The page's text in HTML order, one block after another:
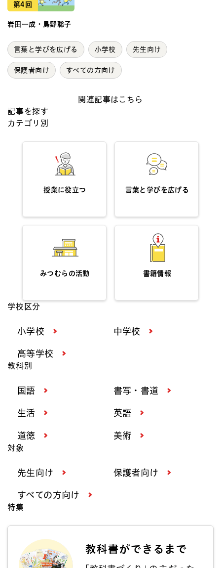
第4回
岩田一成・島野聡子
言葉と学びを広げる 小学校 先生向け
保護者向け すべての方向け
関連記事はこちら
記事を探す
カテゴリ別
授業に役立つ 言葉と学びを広げる
みつむらの活動 書籍情報
学校区分
小学校 中学校
高等学校
教科別
国語 書写・書道
生活 英語
道徳 美術
対象
先生向け 保護者向け
すべての方向け
特集